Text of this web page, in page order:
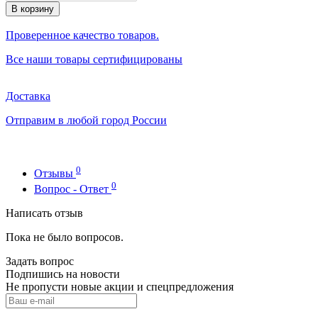
В корзину
Проверенное качество товаров.
Все наши товары сертифицированы
Доставка
Отправим в любой город России
Отзывы 0
Вопрос - Ответ 0
Написать отзыв
Пока не было вопросов.
Задать вопрос
Подпишись на новости
Не пропусти новые акции и спецпредложения